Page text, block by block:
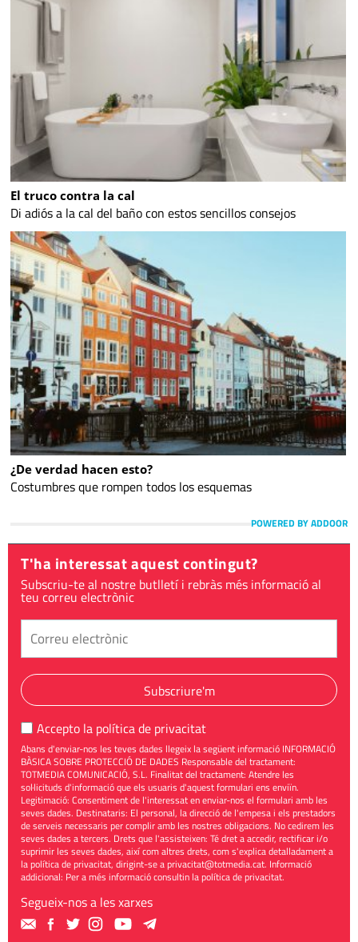
El truco contra la cal
Di adiós a la cal del baño con estos sencillos consejos
¿De verdad hacen esto?
Costumbres que rompen todos los esquemas
POWERED BY ADDOOR
T'ha interessat aquest contingut?
Subscriu-te al nostre butlletí i rebràs més informació al
teu correu electrònic
Subscriure'm
Accepto la política de privacitat
Abans d'enviar-nos les teves dades llegeix la següent informació INFORMACIÓ
BÀSICA SOBRE PROTECCIÓ DE DADES Responsable del tractament:
TOTMEDIA COMUNICACIÓ, S.L. Finalitat del tractament: Atendre les
sol·licituds d'informació que els usuaris d'aquest formulari ens enviïn.
Legitimació: Consentiment de l'interessat en enviar-nos el formulari amb les
seves dades. Destinataris: El personal, la direcció de l'empesa i els prestadors
de serveis necessaris per complir amb les nostres obligacions. No cedirem les
seves dades a tercers. Drets que l'assisteixen: Té dret a accedir, rectificar i/o
suprimir les seves dades, així com altres drets, com s'explica detalladament a
la política de privacitat, dirigint-se aprivacitat@totmedia.cat. Informació
addicional: Per a més informació consultin lapolítica de privacitat.
Segueix-nos a les xarxes